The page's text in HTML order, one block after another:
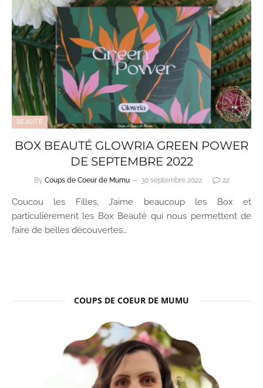
BEAUTÉ
BOX BEAUTÉ GLOWRIA GREEN POWER
DE SEPTEMBRE 2022
By Coups de Coeur de Mumu 30 septembre 2022 22
Coucou les Filles, J’aime beaucoup les Box et
particulièrement les Box Beauté qui nous permettent de
faire de belles découvertes…
COUPS DE COEUR DE MUMU